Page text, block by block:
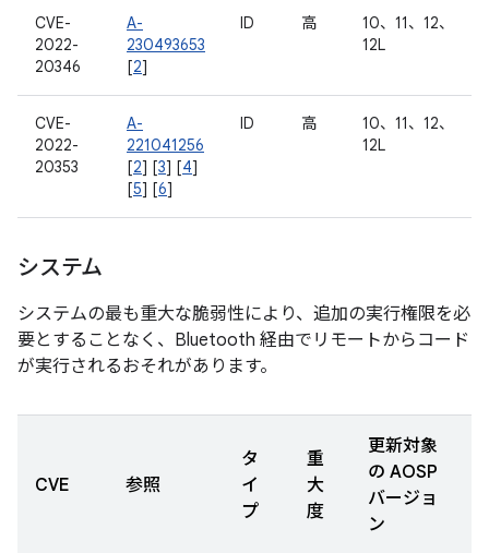
CVE-
2022-
20346
A-
230493653
[2]
ID 高
10、11、12、
12L
CVE-
2022-
20353
A-
221041256
[2] [3] [4]
[5] [6]
ID 高
10、11、12、
12L
システム
システムの最も重大な脆弱性により、追加の実行権限を必
要とすることなく、Bluetooth 経由でリモートからコード
が実行されるおそれがあります。
CVE 参照
タ
イ
プ
重
大
度
更新対象
の AOSP
バージョ
ン